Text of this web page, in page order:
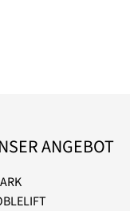
ANGEBOT